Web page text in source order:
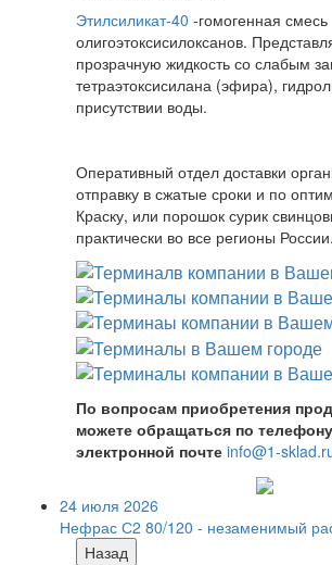
Этилсиликат-40 -гомогенная смесь
олигоэтоксисилоксанов.
прозрачную жидкость со слабым
тетраэтоксисилана (эфира),
присутствии воды.
Оперативный отдел доставки
отправку в сжатые сроки и по
Краску, или порошок сурик
практически во все регионы России.
По вопросам приобретения
можете обращаться по
электронной почте info@1-
24 июля 2026
Нефрас С2 80/120 - незаменимый
Назад